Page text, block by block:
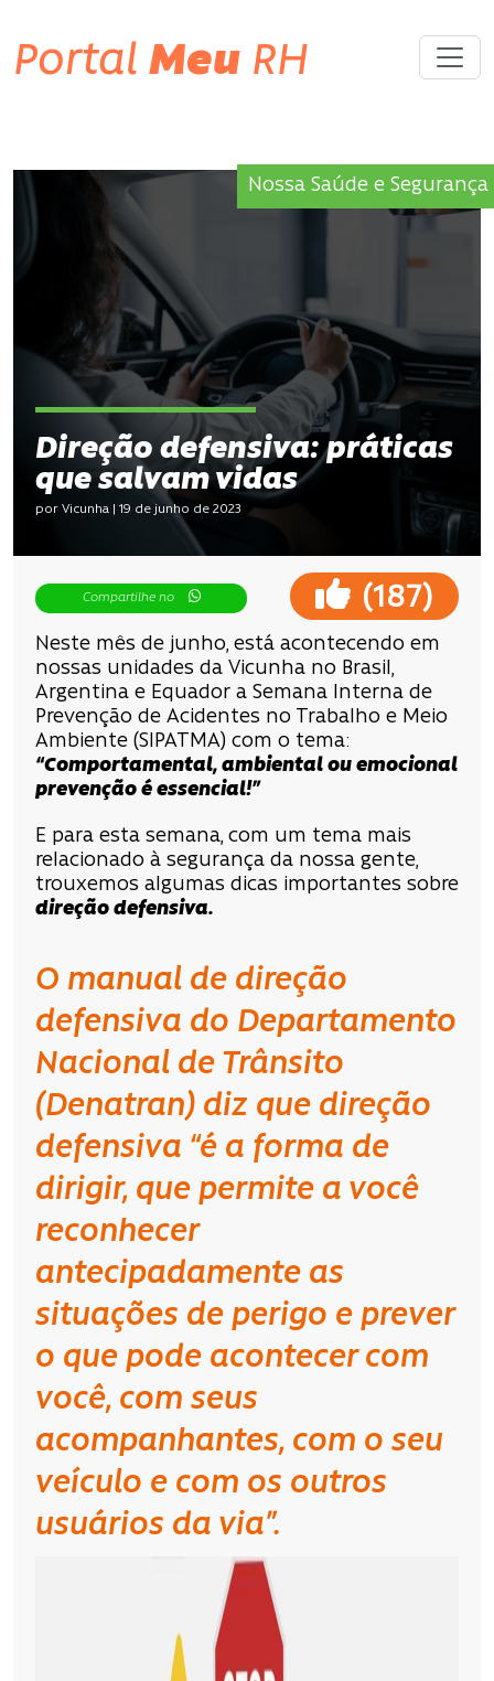
Portal Meu RH
Nossa Saúde e Segurança
Direção defensiva: práticas
que salvam vidas
por Vicunha | 19 de junho de 2023
Compartilhe no (187)
Neste mês de junho, está acontecendo em
nossas unidades da Vicunha no Brasil,
Argentina e Equador a Semana Interna de
Prevenção de Acidentes no Trabalho e Meio
Ambiente (SIPATMA) com o tema:
“Comportamental, ambiental ou emocional
prevenção é essencial!”
E para esta semana, com um tema mais
relacionado à segurança da nossa gente,
trouxemos algumas dicas importantes sobre
direção defensiva.
O manual de direção
defensiva do Departamento
Nacional de Trânsito
(Denatran) diz que direção
defensiva “é a forma de
dirigir, que permite a você
reconhecer
antecipadamente as
situações de perigo e prever
o que pode acontecer com
você, com seus
acompanhantes, com o seu
veículo e com os outros
usuários da via”.